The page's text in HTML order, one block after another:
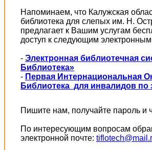
Напоминаем, что Калужская
библиотека для слепых им. Н.
предлагает к Вашим услугам
доступ к следующим
- Электронная библиотечная
Библиотека»
- Первая Интернациональная
Библиотека для инвалидов по
Пишите нам, получайте пароль и
По интересующим вопросам
электронной почте: